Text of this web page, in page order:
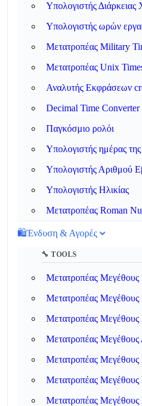
Υπολογιστής Διάρκειας
Υπολογιστής ωρών
Μετατροπέας Military
Μετατροπέας Unix
Αναλυτής Εκφράσεων
Decimal Time Converter
Παγκόσμιο ρολόι
Υπολογιστής ημέρας
Υπολογιστής Αριθμού
Υπολογιστής Ηλικίας
Μετατροπέας Roman
🛍️Ένδυση & Αγορές
🔧 TOOLS
Μετατροπέας Μεγέθους
Μετατροπέας
Μετατροπέας Μεγέθους
Μετατροπέας Μεγέθους
Μετατροπέας
Μετατροπέας
Μετατροπέας Μεγέθους